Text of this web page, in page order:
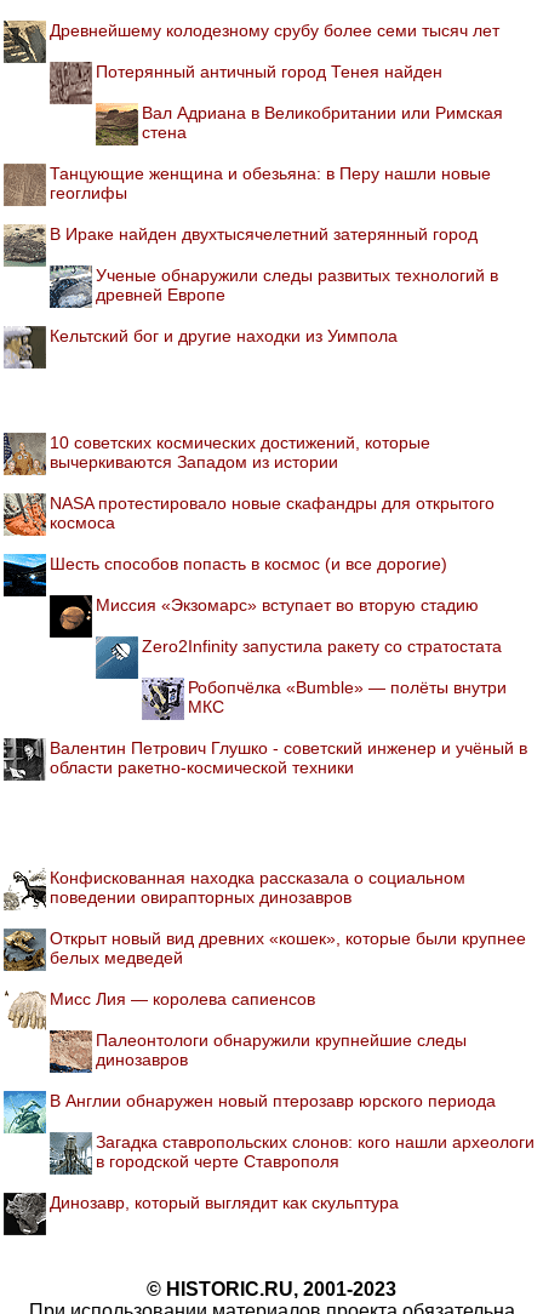
Древнейшему колодезному срубу более семи тысяч лет
Потерянный античный город Тенея найден
Вал Адриана в Великобритании или Римская
стена
Танцующие женщина и обезьяна: в Перу нашли новые
геоглифы
В Ираке найден двухтысячелетний затерянный город
Ученые обнаружили следы развитых технологий в
древней Европе
Кельтский бог и другие находки из Уимпола
10 советских космических достижений, которые
вычеркиваются Западом из истории
NASA протестировало новые скафандры для открытого
космоса
Шесть способов попасть в космос (и все дорогие)
Миссия «Экзомарс» вступает во вторую стадию
Zero2Infinity запустила ракету со стратостата
Робопчёлка «Bumble» — полёты внутри
МКС
Валентин Петрович Глушко - советский инженер и учёный в
области ракетно-космической техники
Конфискованная находка рассказала о социальном
поведении овирапторных динозавров
Открыт новый вид древних «кошек», которые были крупнее
белых медведей
Мисс Лия — королева сапиенсов
Палеонтологи обнаружили крупнейшие следы
динозавров
В Англии обнаружен новый птерозавр юрского периода
Загадка ставропольских слонов: кого нашли археологи
в городской черте Ставрополя
Динозавр, который выглядит как скульптура
© HISTORIC.RU, 2001-2023